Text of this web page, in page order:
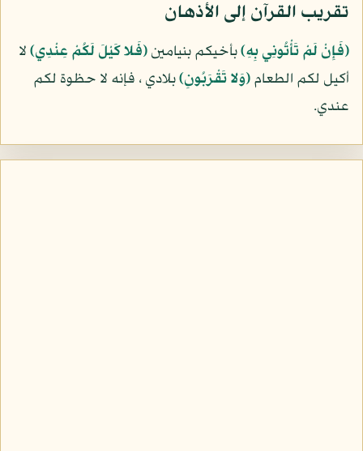
تقريب القرآن إلى الأذهان
(فَإِنْ لَمْ تَأْتُونِي بِهِ)بأخيكم بنيامين(فَلا كَيْلَ لَكُمْ عِنْدِي)لا
أكيل لكم الطعام(وَلا تَقْرَبُونِ)بلادي ، فإنه لا حظوة لكم
عندي.